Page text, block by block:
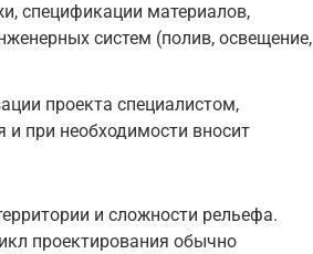
спецификации материалов,
систем (полив, освещение,
проекта специалистом,
и при необходимости вносит
и сложности рельефа.
проектирования обычно